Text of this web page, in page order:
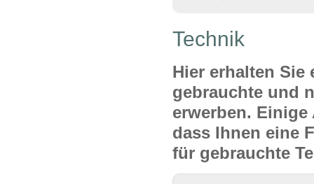
Technik
Hier erhalten
gebrauchte und
erwerben.
dass Ihnen eine
für gebrauchte